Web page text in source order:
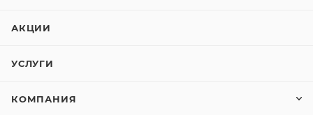
АКЦИИ
УСЛУГИ
КОМПАНИЯ